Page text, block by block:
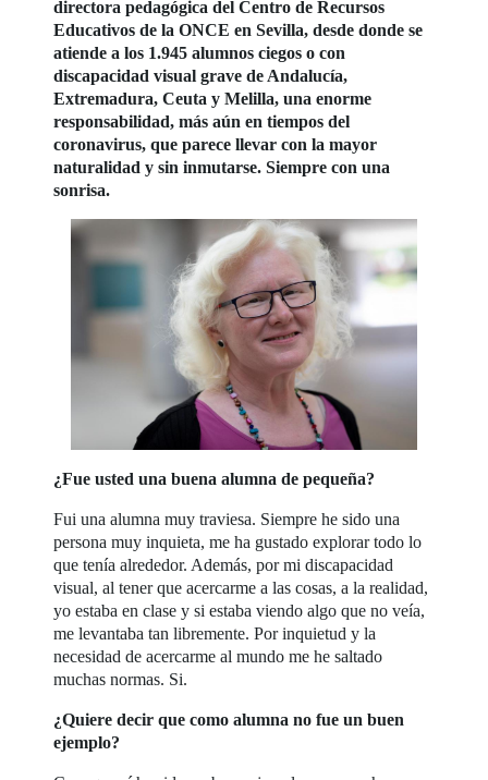
directora pedagógica del Centro de Recursos
Educativos de la ONCE en Sevilla, desde donde se
atiende a los 1.945 alumnos ciegos o con
discapacidad visual grave de Andalucía,
Extremadura, Ceuta y Melilla, una enorme
responsabilidad, más aún en tiempos del
coronavirus, que parece llevar con la mayor
naturalidad y sin inmutarse. Siempre con una
sonrisa.
¿Fue usted una buena alumna de pequeña?
Fui una alumna muy traviesa. Siempre he sido una
persona muy inquieta, me ha gustado explorar todo lo
que tenía alrededor. Además, por mi discapacidad
visual, al tener que acercarme a las cosas, a la realidad,
yo estaba en clase y si estaba viendo algo que no veía,
me levantaba tan libremente. Por inquietud y la
necesidad de acercarme al mundo me he saltado
muchas normas. Si.
¿Quiere decir que como alumna no fue un buen
ejemplo?